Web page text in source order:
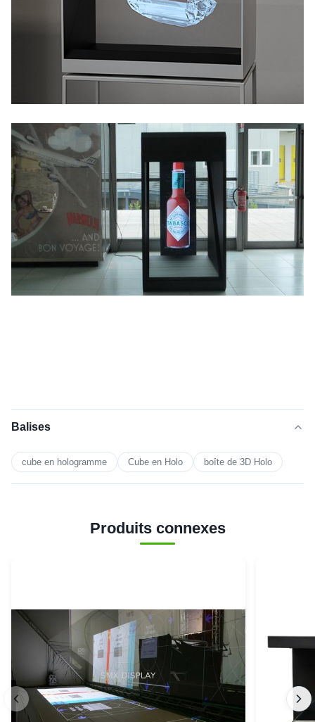
Balises
cube en hologramme Cube en Holo boîte de 3D Holo
Produits connexes